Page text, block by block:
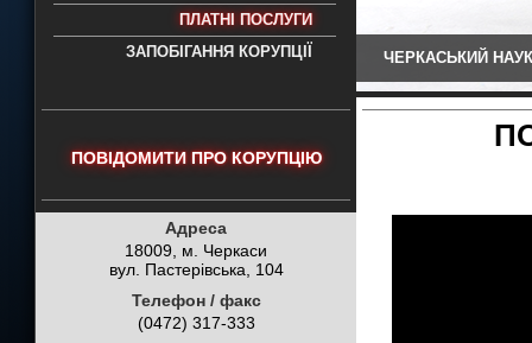
науково-дослідний експертно-
- проведення всих видів судових
експертиз
ПЛАТНІ ПОСЛУГИ
ЗАПОБІГАННЯ КОРУПЦІЇ
ЧЕРКАСЬКИЙ
ПОВІДОМИТИ ПРО КОРУПЦІЮ
Адреса
18009, м. Черкаси
вул. Пастерівська, 104
Телефон / факс
(0472) 317-333